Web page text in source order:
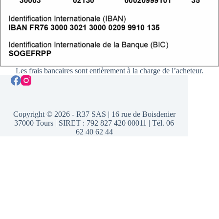
Les frais bancaires sont entièrement à la charge de l’acheteur.
Copyright © 2026 - R37 SAS | 16 rue de Boisdenier
37000 Tours | SIRET : 792 827 420 00011 | Tél. 06
62 40 62 44